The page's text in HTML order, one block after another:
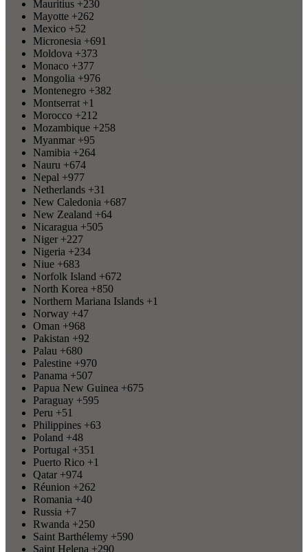
Mauritius +230
Mayotte +262
Mexico +52
Micronesia +691
Moldova +373
Monaco +377
Mongolia +976
Montenegro +382
Montserrat +1
Morocco +212
Mozambique +258
Myanmar +95
Namibia +264
Nauru +674
Nepal +977
Netherlands +31
New Caledonia +687
New Zealand +64
Nicaragua +505
Niger +227
Nigeria +234
Niue +683
Norfolk Island +672
North Korea +850
Northern Mariana Islands +1
Norway +47
Oman +968
Pakistan +92
Palau +680
Palestine +970
Panama +507
Papua New Guinea +675
Paraguay +595
Peru +51
Philippines +63
Poland +48
Portugal +351
Puerto Rico +1
Qatar +974
Réunion +262
Romania +40
Russia +7
Rwanda +250
Saint Barthélemy +590
Saint Helena +290